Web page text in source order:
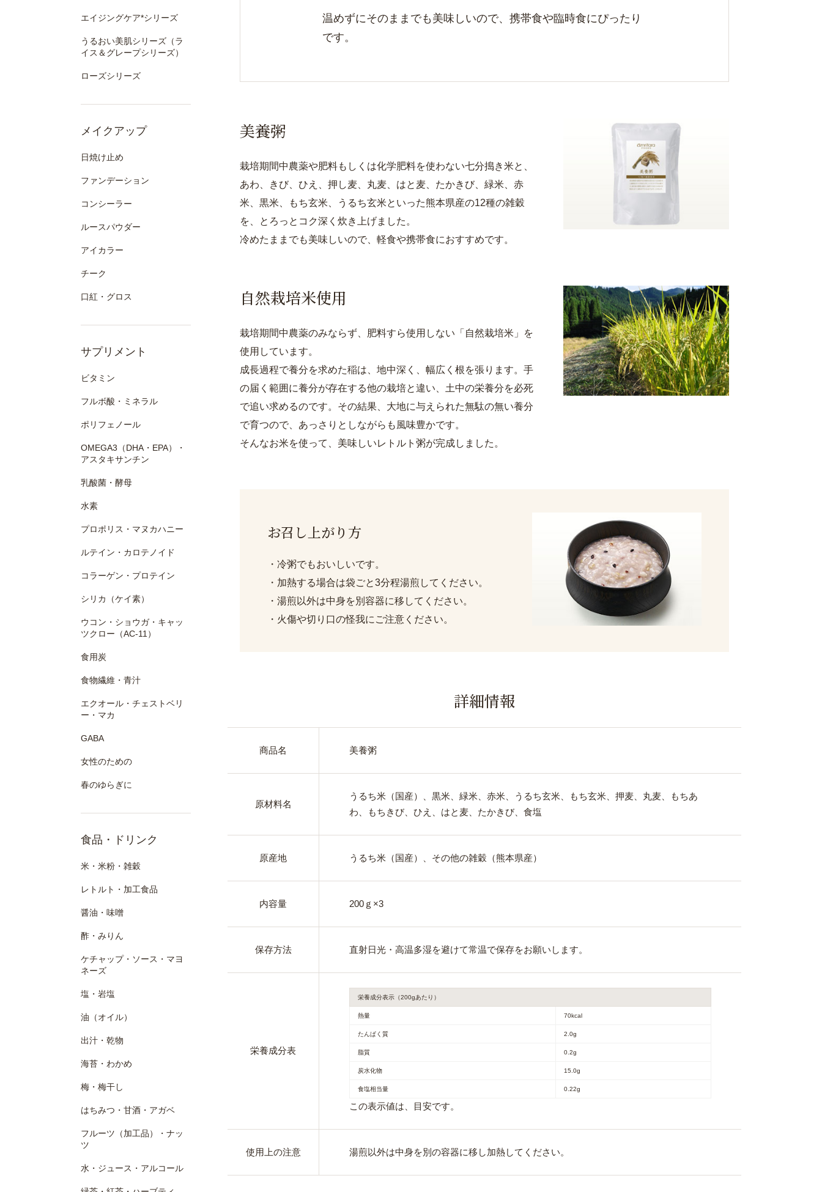
エイジングケア*シリーズ
うるおい美肌シリーズ（ラ
イス＆グレープシリーズ）
ローズシリーズ
メイクアップ
日焼け止め
ファンデーション
コンシーラー
ルースパウダー
アイカラー
チーク
口紅・グロス
サプリメント
ビタミン
フルボ酸・ミネラル
ポリフェノール
OMEGA3（DHA・EPA）・
アスタキサンチン
乳酸菌・酵母
水素
プロポリス・マヌカハニー
ルテイン・カロテノイド
コラーゲン・プロテイン
シリカ（ケイ素）
ウコン・ショウガ・キャッ
ツクロー（AC-11）
食用炭
食物繊維・青汁
エクオール・チェストベリ
ー・マカ
GABA
女性のための
春のゆらぎに
食品・ドリンク
米・米粉・雑穀
レトルト・加工食品
醤油・味噌
酢・みりん
ケチャップ・ソース・マヨ
ネーズ
塩・岩塩
油（オイル）
出汁・乾物
海苔・わかめ
梅・梅干し
はちみつ・甘酒・アガベ
フルーツ（加工品）・ナッ
ツ
水・ジュース・アルコール
温めずにそのままでも美味しいので、携帯食や臨時食にぴったり
です。
美養粥
栽培期間中農薬や肥料もしくは化学肥料を使わない七分搗き米と、
あわ、きび、ひえ、押し麦、丸麦、はと麦、たかきび、緑米、赤
米、黒米、もち玄米、うるち玄米といった熊本県産の12種の雑穀
を、とろっとコク深く炊き上げました。
冷めたままでも美味しいので、軽食や携帯食におすすめです。
自然栽培米使用
栽培期間中農薬のみならず、肥料すら使用しない「自然栽培米」を
使用しています。
成長過程で養分を求めた稲は、地中深く、幅広く根を張ります。手
の届く範囲に養分が存在する他の栽培と違い、土中の栄養分を必死
で追い求めるのです。その結果、大地に与えられた無駄の無い養分
で育つので、あっさりとしながらも風味豊かです。
そんなお米を使って、美味しいレトルト粥が完成しました。
お召し上がり方
・冷粥でもおいしいです。
・加熱する場合は袋ごと3分程湯煎してください。
・湯煎以外は中身を別容器に移してください。
・火傷や切り口の怪我にご注意ください。
詳細情報
商品名 美養粥
原材料名
うるち米（国産）、黒米、緑米、赤米、うるち玄米、もち玄米、押麦、丸麦、もちあ
わ、もちきび、ひえ、はと麦、たかきび、食塩
原産地 うるち米（国産）、その他の雑穀（熊本県産）
内容量 200ｇ×3
保存方法 直射日光・高温多湿を避けて常温で保存をお願いします。
栄養成分表
栄養成分表示（200gあたり）
熱量 70kcal
たんぱく質 2.0g
脂質 0.2g
炭水化物 15.0g
食塩相当量 0.22g
この表示値は、目安です。
使用上の注意 湯煎以外は中身を別の容器に移し加熱してください。